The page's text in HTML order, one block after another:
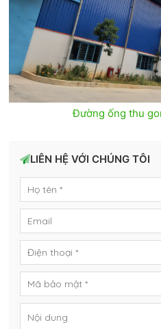
Đường ống thu
LIÊN HỆ VỚI CHÚNG TÔI